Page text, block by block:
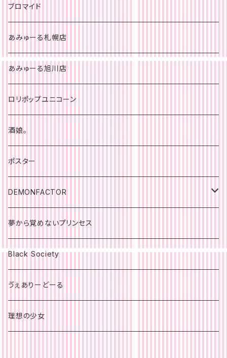
チェキ
ブロマイド
あみゅーる札幌店
あみゅーる旭川店
ロリポップユニコーン
酒娘。
ポスター
DEMONFACTOR
ポスター
夢から覚めないプリンセス
Black Society
ゔぇありーどーる
理想の少女